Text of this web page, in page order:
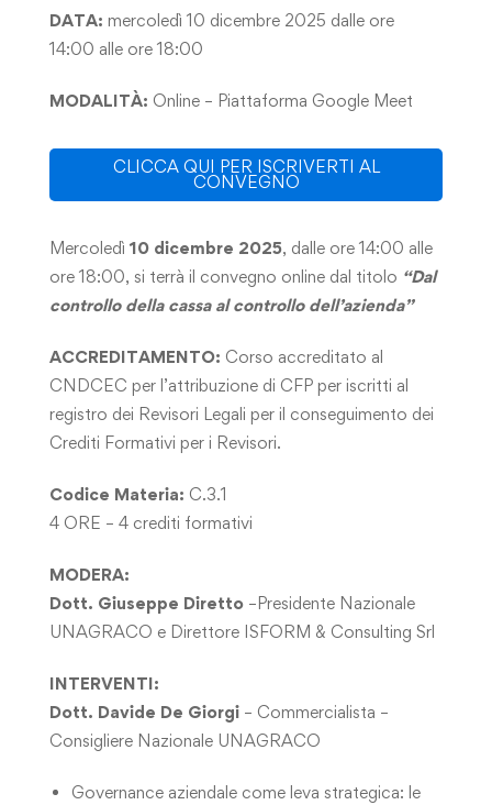
DATA: mercoledì 10 dicembre 2025 dalle ore
14:00 alle ore 18:00
MODALITÀ: Online – Piattaforma Google Meet
CLICCA QUI PER ISCRIVERTI AL
CONVEGNO
Mercoledì 10 dicembre 2025, dalle ore 14:00 alle
ore 18:00, si terrà il convegno online dal titolo “Dal
controllo della cassa al controllo dell’azienda”
ACCREDITAMENTO: Corso accreditato al
CNDCEC per l’attribuzione di CFP per iscritti al
registro dei Revisori Legali per il conseguimento dei
Crediti Formativi per i Revisori.
Codice Materia: C.3.1
4 ORE – 4 crediti formativi
MODERA:
Dott. Giuseppe Diretto – Presidente Nazionale
UNAGRACO e Direttore ISFORM & Consulting Srl
INTERVENTI:
Dott. Davide De Giorgi – Commercialista –
Consigliere Nazionale UNAGRACO
Governance aziendale come leva strategica: le